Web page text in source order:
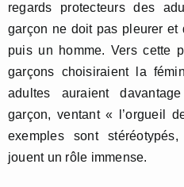
regards protecteurs des
garçon ne doit pas pleurer et
puis un homme. Vers cette
garçons choisiraient la
adultes auraient
garçon, ventant « l’orgueil
exemples sont
jouent un rôle immense.